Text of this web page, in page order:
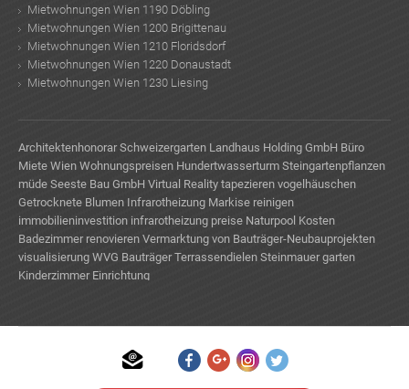
Mietwohnungen Wien 1190 Döbling
Mietwohnungen Wien 1200 Brigittenau
Mietwohnungen Wien 1210 Floridsdorf
Mietwohnungen Wien 1220 Donaustadt
Mietwohnungen Wien 1230 Liesing
Architektenhonorar Schweizergarten Landhaus Holding GmbH Büro
Miete Wien Wohnungspreisen Hundertwasserturm Steingartenpflanzen
müde Seeste Bau GmbH Virtual Reality tapezieren vogelhäuschen
Getrocknete Blumen Infrarotheizung Markise reinigen
immobilieninvestition infrarotheizung preise Naturpool Kosten
Badezimmer renovieren Vermarktung von Bauträger-Neubauprojekten
visualisierung WVG Bauträger Terrassendielen Steinmauer garten
Kinderzimmer Einrichtung